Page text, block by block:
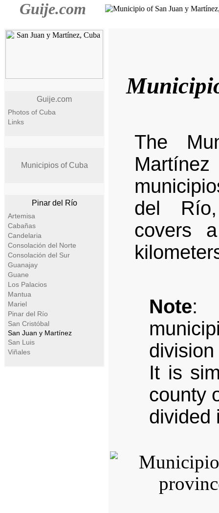
Guije.com
Guije.com
Photos of Cuba
Links
Municipios of Cuba
Pinar del Río
Artemisa
Cabañas
Candelaria
Consolación del Norte
Consolación del Sur
Guanajay
Guane
Los Palacios
Mantua
Mariel
Pinar del Río
San Cristóbal
San Juan y Martínez
San Luis
Viñales
The
del
covers
Note:
It is
county
divided